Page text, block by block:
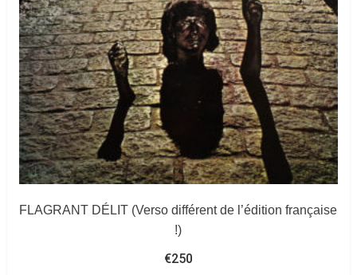
FLAGRANT DÉLIT (Verso différent de l’édition française
!)
€250